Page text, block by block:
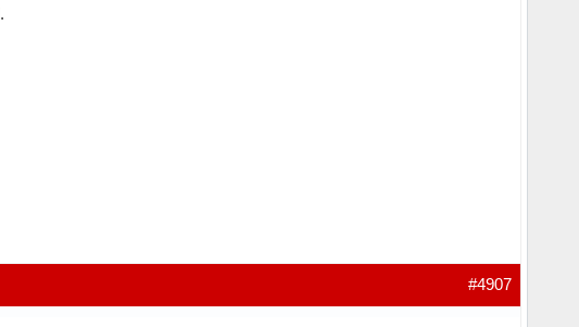
#4907